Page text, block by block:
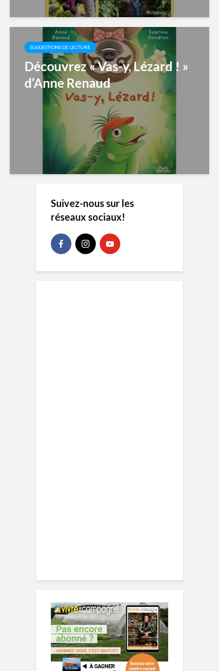
SUGGESTIONS DE LECTURE
Découvrez « Vas-y, Lézard ! »
d’Anne Renaud
Suivez-nous sur les
réseaux sociaux!